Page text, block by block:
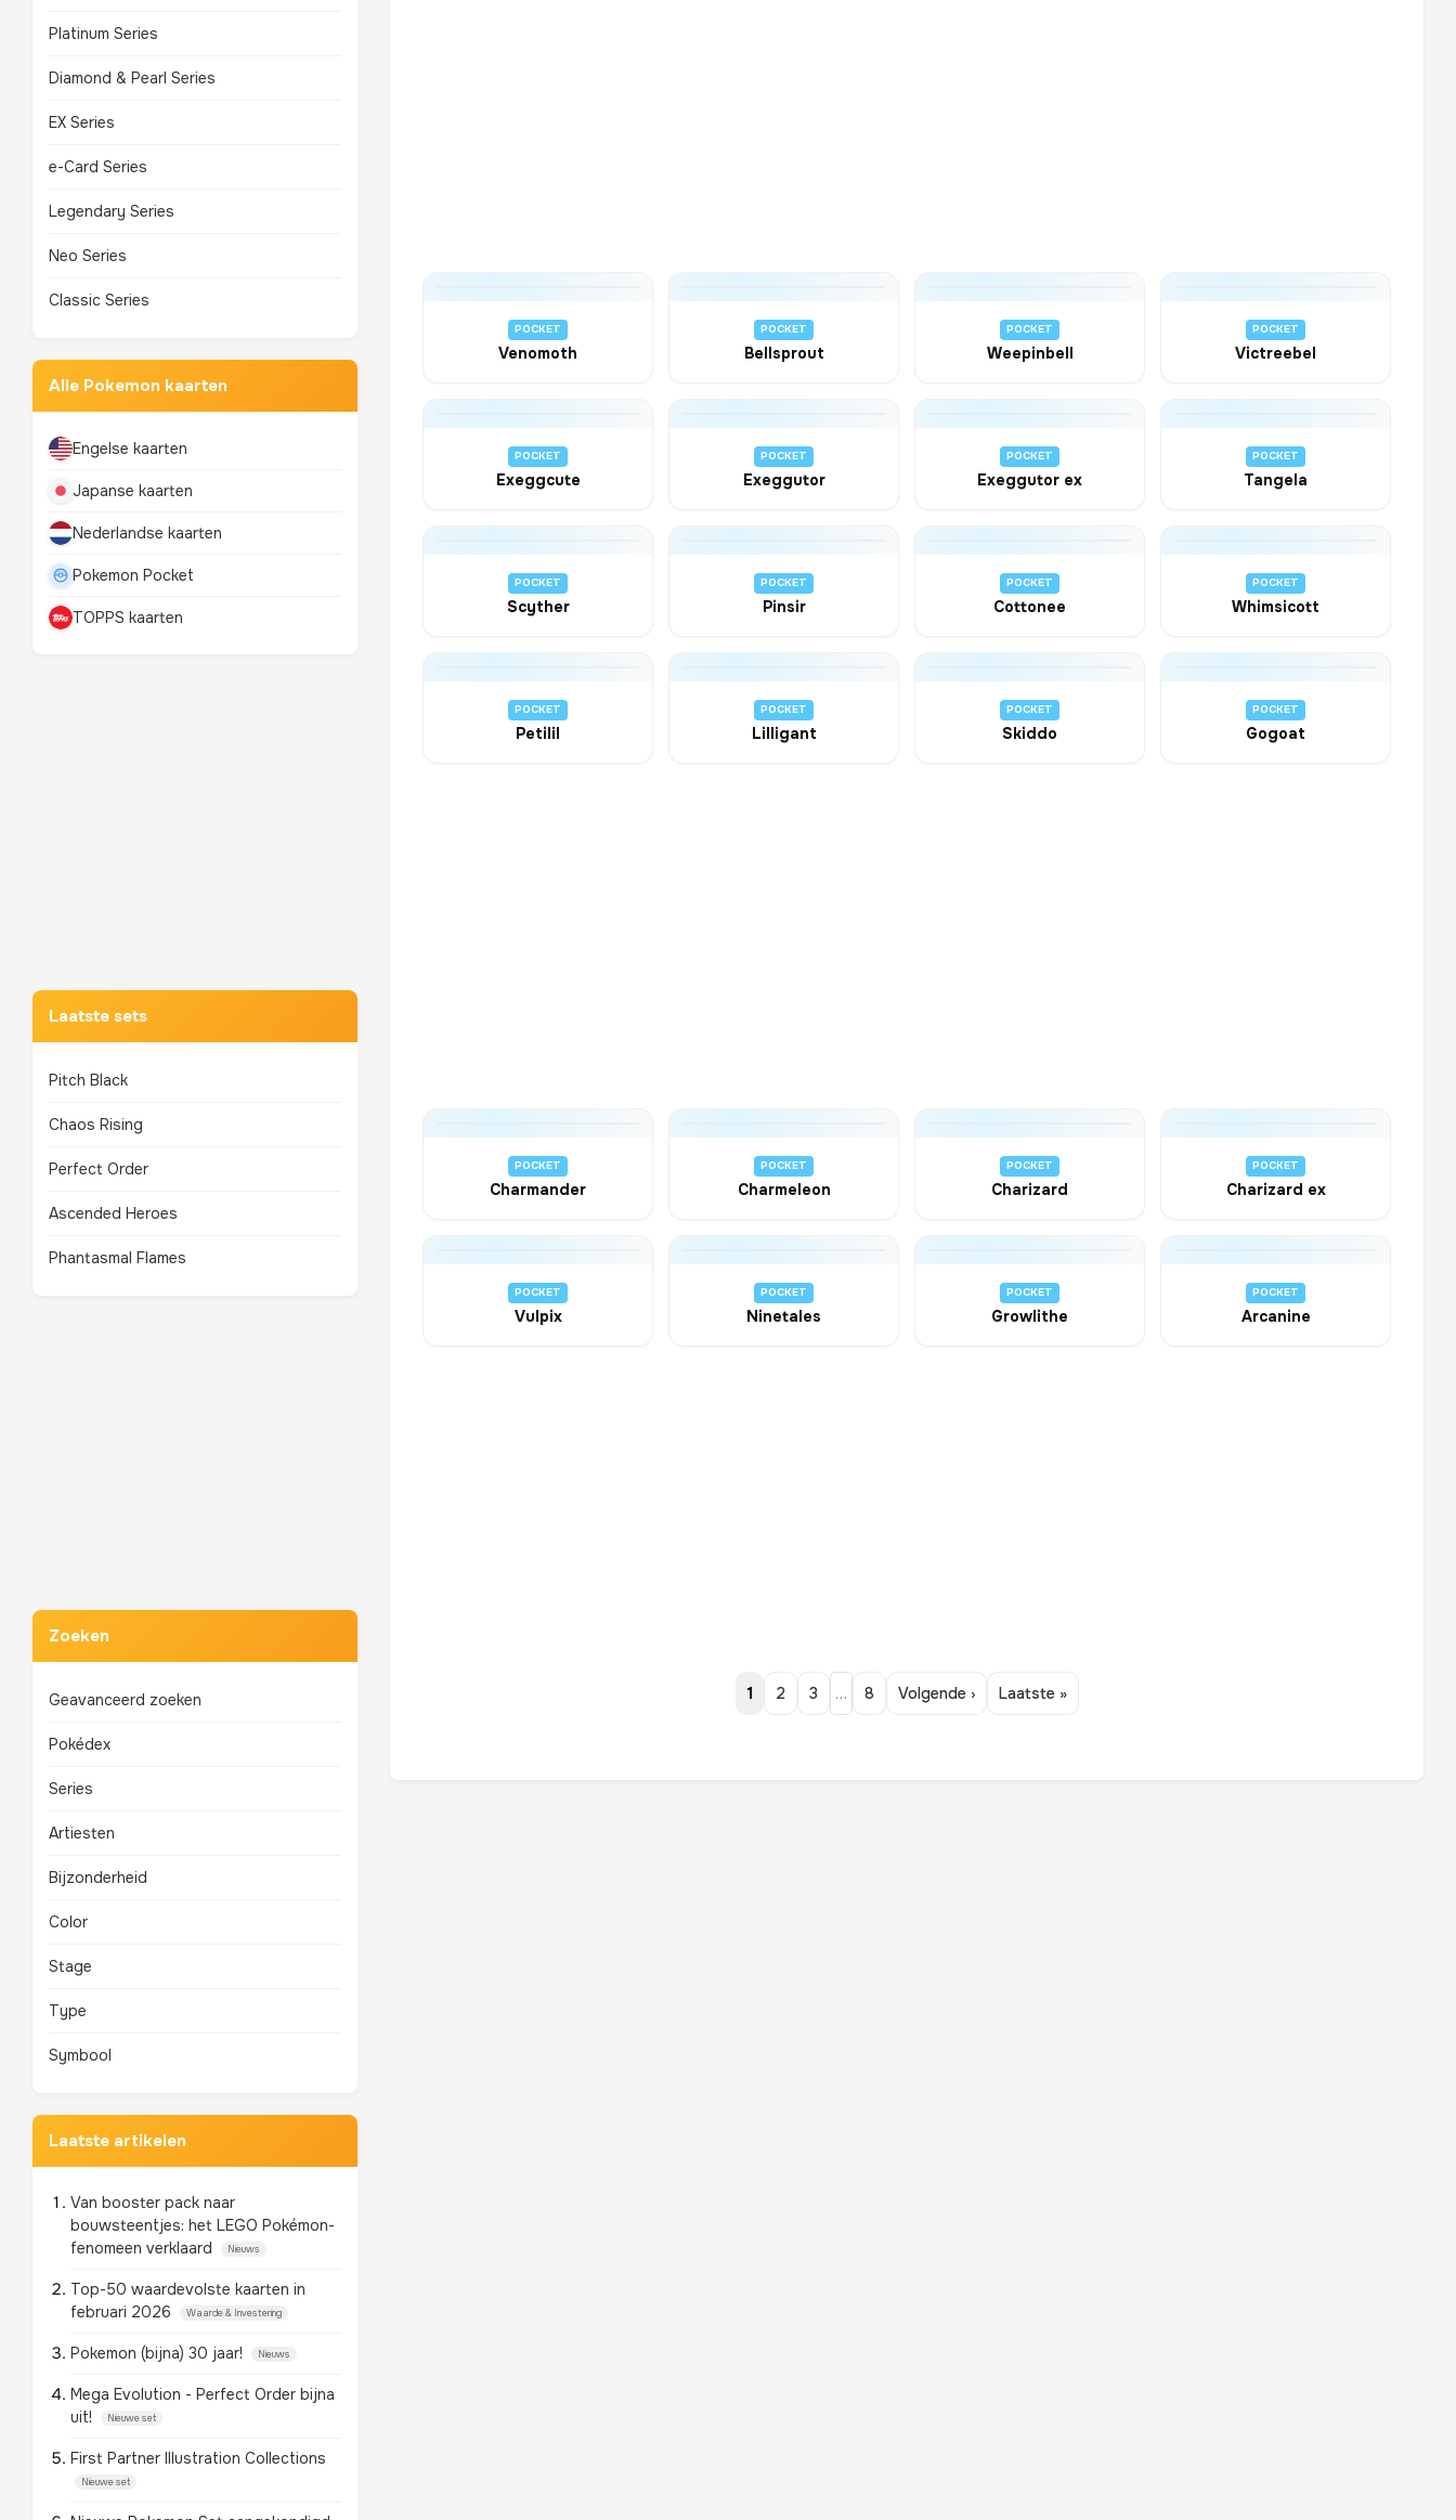
Platinum Series
Diamond & Pearl Series
EX Series
e-Card Series
Legendary Series
Neo Series
Classic Series
Alle Pokemon kaarten
Engelse kaarten
Japanse kaarten
Nederlandse kaarten
Pokemon Pocket
TOPPS kaarten
TOP 10 POKEMON
Laatste sets
Pitch Black
Chaos Rising
Perfect Order
Ascended Heroes
Phantasmal Flames
Zoeken
Geavanceerd zoeken
Pokédex
Series
Artiesten
Bijzonderheid
Color
Stage
Type
Symbool
Laatste artikelen
Van booster pack naar
bouwsteentjes: het LEGO Pokémon-
fenomeen verklaard
Nieuws
Top-50 waardevolste kaarten in
februari 2026
Waarde & Investering
Pokemon (bijna) 30 jaar! Nieuws
Mega Evolution - Perfect Order bijna
uit!
Nieuwe set
First Partner Illustration Collections
Nieuwe set
POCKET
Venomoth
POCKET
Bellsprout
POCKET
Weepinbell
POCKET
Victreebel
POCKET
Exeggcute
POCKET
Exeggutor
POCKET
Exeggutor ex
POCKET
Tangela
POCKET
Scyther
POCKET
Pinsir
POCKET
Cottonee
POCKET
Whimsicott
POCKET
Petilil
POCKET
Lilligant
POCKET
Skiddo
POCKET
Gogoat
POCKET
Charmander
POCKET
Charmeleon
POCKET
Charizard
POCKET
Charizard ex
POCKET
Vulpix
POCKET
Ninetales
POCKET
Growlithe
POCKET
Arcanine
1 2 3 … 8 Volgende › Laatste »